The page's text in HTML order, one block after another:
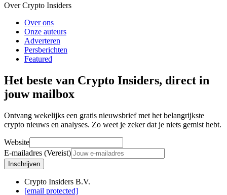
Over Crypto Insiders
Over ons
Onze auteurs
Adverteren
Persberichten
Featured
Het beste van Crypto Insiders, direct in
jouw mailbox
Ontvang wekelijks een gratis nieuwsbrief met het belangrijkste
crypto nieuws en analyses. Zo weet je zeker dat je niets gemist hebt.
Website
E-mailadres (Vereist)
Inschrijven
Crypto Insiders B.V.
[email protected]